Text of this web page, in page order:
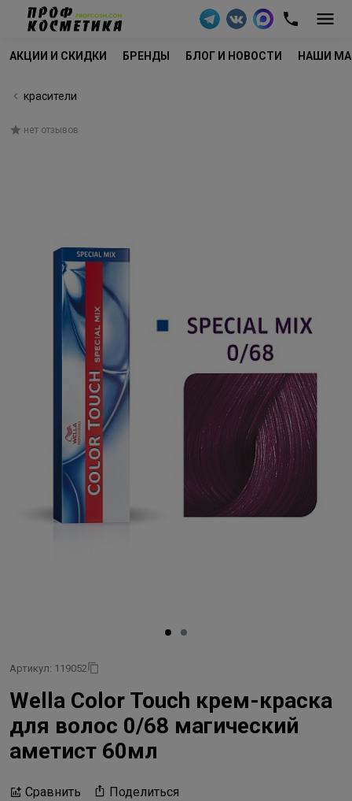
АКЦИИ И СКИДКИ БРЕНДЫ БЛОГ И НОВОСТИ НАШИ
красители
нет отзывов
Артикул: 119052
Wella Color Touch крем-краска
для волос 0/68 магический
аметист 60мл
Сравнить Поделиться